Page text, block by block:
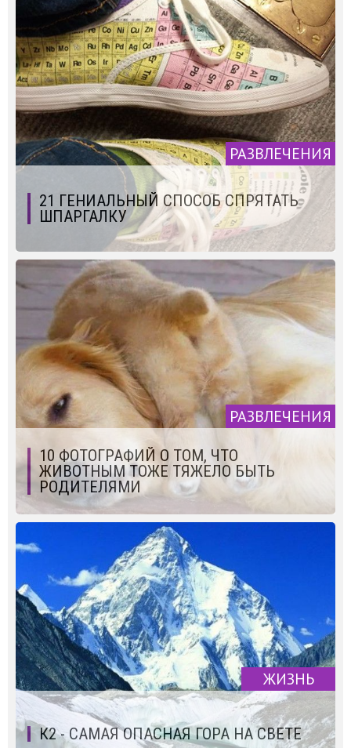
РАЗВЛЕЧЕНИЯ
21 ГЕНИАЛЬНЫЙ СПОСОБ СПРЯТАТЬ
ШПАРГАЛКУ
РАЗВЛЕЧЕНИЯ
10 ФОТОГРАФИЙ О ТОМ, ЧТО
ЖИВОТНЫМ ТОЖЕ ТЯЖЕЛО БЫТЬ
РОДИТЕЛЯМИ
ЖИЗНЬ
К2 - САМАЯ ОПАСНАЯ ГОРА НА СВЕТЕ